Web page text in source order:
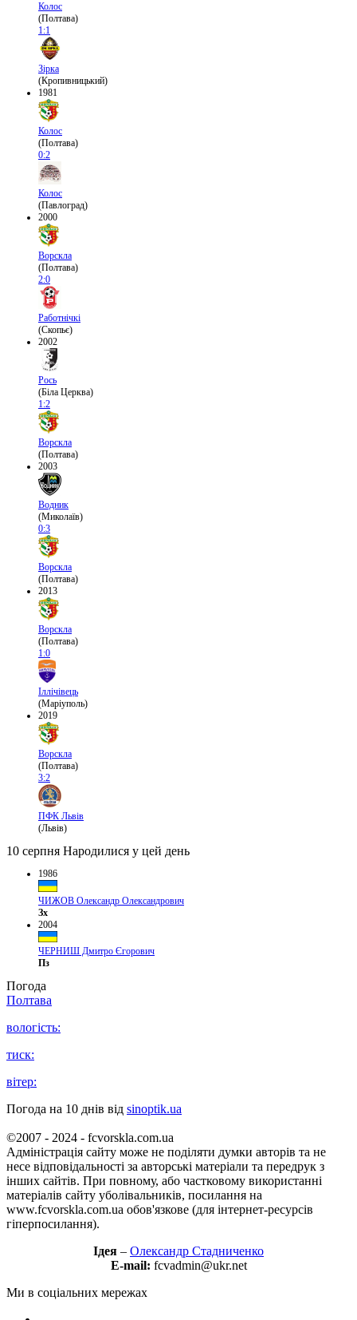
Колос
(Полтава)
1:1
Зірка
(Кропивницький)
1981
Колос
(Полтава)
0:2
Колос
(Павлоград)
2000
Ворскла
(Полтава)
2:0
Работнічкі
(Скопьє)
2002
Рось
(Біла Церква)
1:2
Ворскла
(Полтава)
2003
Водник
(Миколаїв)
0:3
Ворскла
(Полтава)
2013
Ворскла
(Полтава)
1:0
Іллічівець
(Маріуполь)
2019
Ворскла
(Полтава)
3:2
ПФК Львів
(Львів)
10 серпня Народилися у цей день
1986
ЧИЖОВ Олександр Олександрович
Зх
2004
ЧЕРНИШ Дмитро Єгорович
Пз
Погода
Полтава
вологість:
тиск:
вітер:
Погода на 10 днів від sinoptik.ua
©2007 - 2024 - fcvorskla.com.ua
Адміністрація сайту може не поділяти думки авторів та не
несе відповідальності за авторські матеріали та передрук з
інших сайтів. При повному, або частковому використанні
матеріалів сайту уболівальників, посилання на
www.fcvorskla.com.ua обов'язкове (для інтернет-ресурсів
гіперпосилання).
Ідея – Олександр Стадниченко
E-mail: fcvadmin@ukr.net
Ми в соціальних мережах